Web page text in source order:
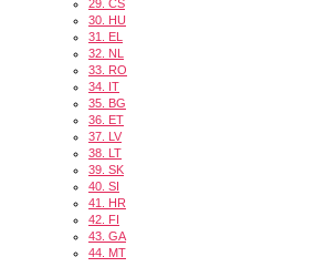
29. CS
30. HU
31. EL
32. NL
33. RO
34. IT
35. BG
36. ET
37. LV
38. LT
39. SK
40. SI
41. HR
42. FI
43. GA
44. MT